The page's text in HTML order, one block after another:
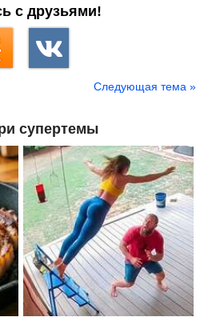
с друзьями!
Следующая тема »
супертемы